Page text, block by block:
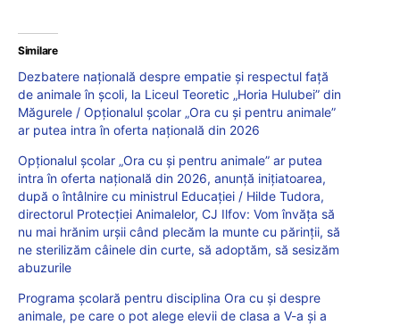
Similare
Dezbatere națională despre empatie și respectul față
de animale în școli, la Liceul Teoretic „Horia Hulubei” din
Măgurele / Opționalul școlar „Ora cu și pentru animale”
ar putea intra în oferta națională din 2026
Opționalul școlar „Ora cu și pentru animale” ar putea
intra în oferta națională din 2026, anunță inițiatoarea,
după o întâlnire cu ministrul Educației / Hilde Tudora,
directorul Protecției Animalelor, CJ Ilfov: Vom învăța să
nu mai hrănim urșii când plecăm la munte cu părinții, să
ne sterilizăm câinele din curte, să adoptăm, să sesizăm
abuzurile
Programa școlară pentru disciplina Ora cu și despre
animale, pe care o pot alege elevii de clasa a V-a și a